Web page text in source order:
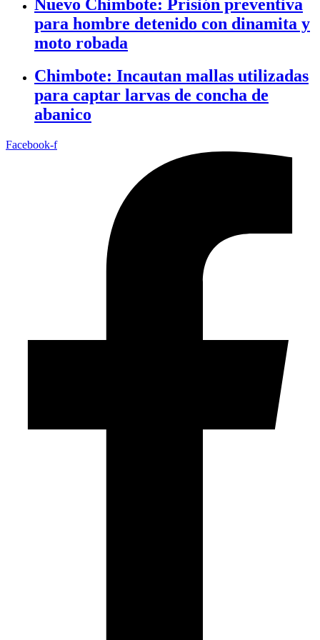
Nuevo Chimbote: Prisión preventiva
para hombre detenido con dinamita y
moto robada
Chimbote: Incautan mallas utilizadas
para captar larvas de concha de
abanico
Facebook-f